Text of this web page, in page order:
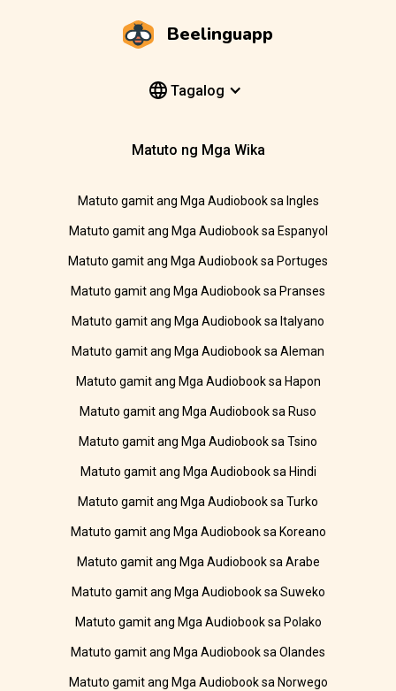
Beelinguapp
Tagalog
Matuto ng Mga Wika
Matuto gamit ang Mga Audiobook sa Ingles
Matuto gamit ang Mga Audiobook sa Espanyol
Matuto gamit ang Mga Audiobook sa Portuges
Matuto gamit ang Mga Audiobook sa Pranses
Matuto gamit ang Mga Audiobook sa Italyano
Matuto gamit ang Mga Audiobook sa Aleman
Matuto gamit ang Mga Audiobook sa Hapon
Matuto gamit ang Mga Audiobook sa Ruso
Matuto gamit ang Mga Audiobook sa Tsino
Matuto gamit ang Mga Audiobook sa Hindi
Matuto gamit ang Mga Audiobook sa Turko
Matuto gamit ang Mga Audiobook sa Koreano
Matuto gamit ang Mga Audiobook sa Arabe
Matuto gamit ang Mga Audiobook sa Suweko
Matuto gamit ang Mga Audiobook sa Polako
Matuto gamit ang Mga Audiobook sa Olandes
Matuto gamit ang Mga Audiobook sa Norwego